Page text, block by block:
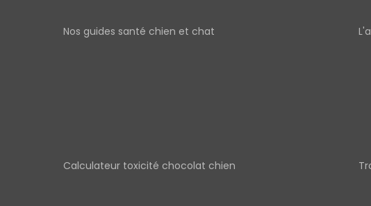
Nos guides santé chien et chat
Calculateur toxicité chocolat chien